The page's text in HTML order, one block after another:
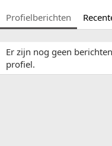
Profielberichten
Er zijn nog geen
profiel.